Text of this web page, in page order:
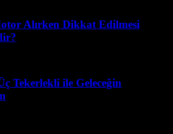
Alırken Dikkat Edilmesi
Tekerlekli ile Geleceğin